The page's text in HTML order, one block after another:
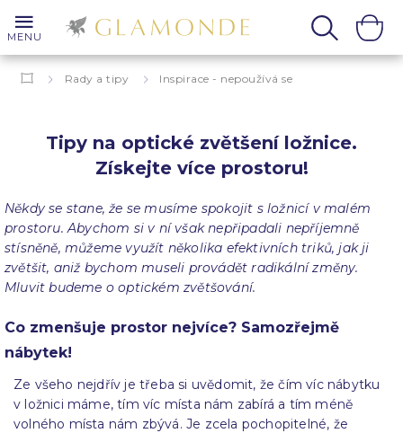
MENU
Rady a tipy Inspirace - nepoužívá se
Tipy na optické zvětšení ložnice.
Získejte více prostoru!
Někdy se stane, že se musíme spokojit s ložnicí v malém
prostoru. Abychom si v ní však nepřipadali nepříjemně
stísněně, můžeme využít několika efektivních triků, jak ji
zvětšit, aniž bychom museli provádět radikální změny.
Mluvit budeme o optickém zvětšování.
Co zmenšuje prostor nejvíce? Samozřejmě
nábytek!
Ze všeho nejdřív je třeba si uvědomit, že čím víc nábytku
v ložnici máme, tím víc místa nám zabírá a tím méně
volného místa nám zbývá. Je zcela pochopitelné, že